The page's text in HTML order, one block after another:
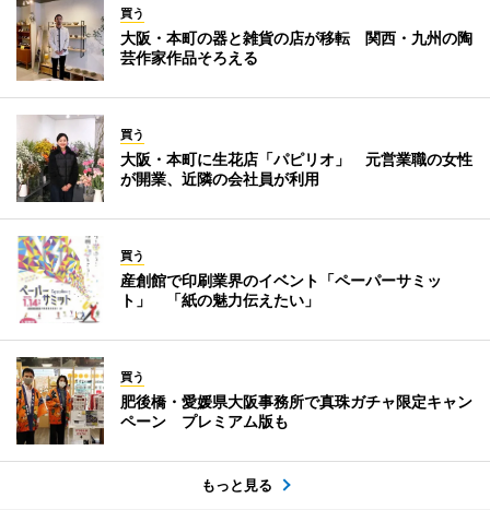
買う
大阪・本町の器と雑貨の店が移転 関西・九州の陶
芸作家作品そろえる
買う
大阪・本町に生花店「パピリオ」 元営業職の女性
が開業、近隣の会社員が利用
買う
産創館で印刷業界のイベント「ペーパーサミッ
ト」 「紙の魅力伝えたい」
買う
肥後橋・愛媛県大阪事務所で真珠ガチャ限定キャン
ペーン プレミアム版も
もっと見る